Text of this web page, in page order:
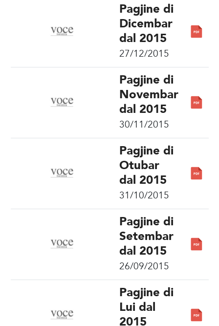
Pagjine di
Dicembar
dal 2015
27/12/2015
Pagjine di
Novembar
dal 2015
30/11/2015
Pagjine di
Otubar
dal 2015
31/10/2015
Pagjine di
Setembar
dal 2015
26/09/2015
Pagjine di
Lui dal
2015